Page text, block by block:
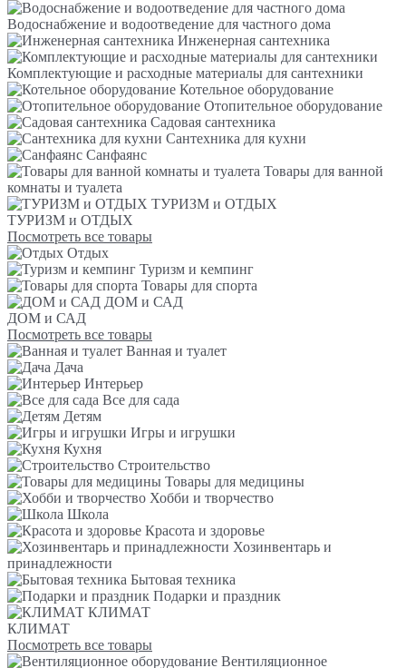
Водоснабжение и водоотведение для частного дома
Инженерная сантехника
Комплектующие и расходные материалы для сантехники
Котельное оборудование
Отопительное оборудование
Садовая сантехника
Сантехника для кухни
Санфаянс
Товары для ванной
комнаты и туалета
ТУРИЗМ и ОТДЫХ
ТУРИЗМ и ОТДЫХ
Посмотреть все товары
Отдых
Туризм и кемпинг
Товары для спорта
ДОМ и САД
ДОМ и САД
Посмотреть все товары
Ванная и туалет
Дача
Интерьер
Все для сада
Детям
Игры и игрушки
Кухня
Строительство
Товары для медицины
Хобби и творчество
Школа
Красота и здоровье
Хозинвентарь и
принадлежности
Бытовая техника
Подарки и праздник
КЛИМАТ
КЛИМАТ
Посмотреть все товары
Вентиляционное